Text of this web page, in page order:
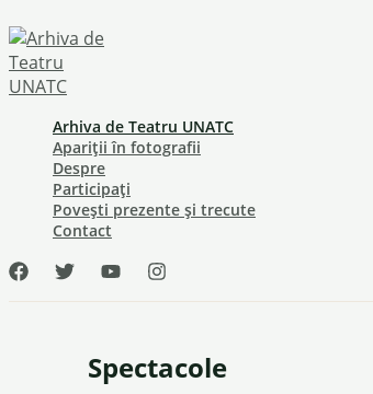
to
content
Arhiva de Teatru UNATC
Apariții în fotografii
Despre
Participați
Povești prezente și trecute
Contact
Spectacole